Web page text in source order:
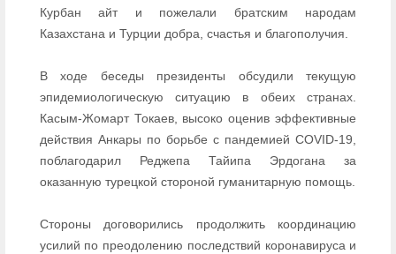
Курбан айт и пожелали братским народам
Казахстана и Турции добра, счастья и благополучия.
В ходе беседы президенты обсудили текущую
эпидемиологическую ситуацию в обеих странах.
Касым-Жомарт Токаев, высоко оценив эффективные
действия Анкары по борьбе с пандемией COVID-19,
поблагодарил Реджепа Тайипа Эрдогана за
оказанную турецкой стороной гуманитарную помощь.
Стороны договорились продолжить координацию
усилий по преодолению последствий коронавируса и